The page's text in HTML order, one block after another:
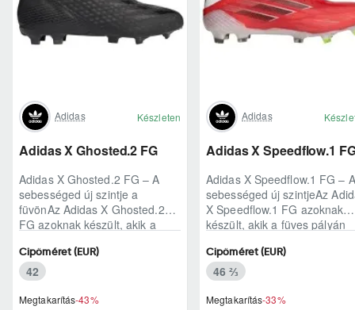
Adidas Készleten
Adidas X Ghosted.2 FG
Adidas X Ghosted.2 FG – A
sebességed új szintje a
füvönAz Adidas X Ghosted.2
FG azoknak készült, akik a
pillanataiban is azonnal r..
Megtakarítás-43%
Cipőméret (EUR)
42
Adidas
Adidas X Speedflow.1
Adidas X Speedflow.1 FG – A
sebességed új szintjeAz
X Speedflow.1 FG azoknak
készült, akik a füves pályán
ritmust diktál..
Megtakarítás-33%
Cipőméret (EUR)
46 ⅔